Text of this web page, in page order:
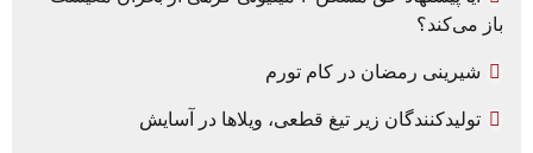
باز می‌کند؟
شیرینی رمضان در کام تورم
تولیدکنندگان زیر تیغ قطعی، ویلاها در آسایش